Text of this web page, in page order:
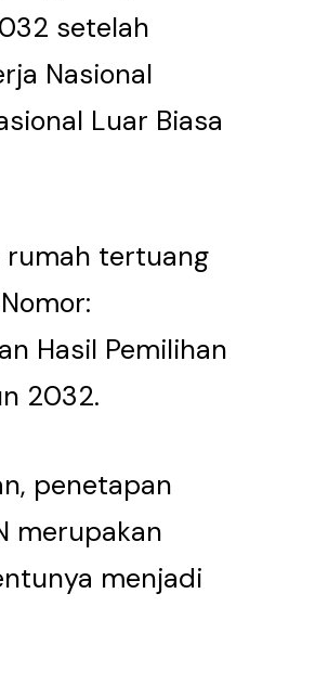
setelah
Nasional
Luar Biasa
rumah tertuang
Hasil Pemilihan
2032.
penetapan
merupakan
menjadi